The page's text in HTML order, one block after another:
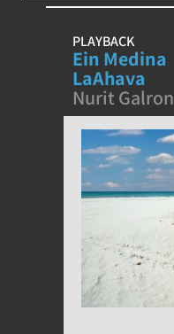
PLAYBACK
Ein Medina
LaAhava
Nurit Galron